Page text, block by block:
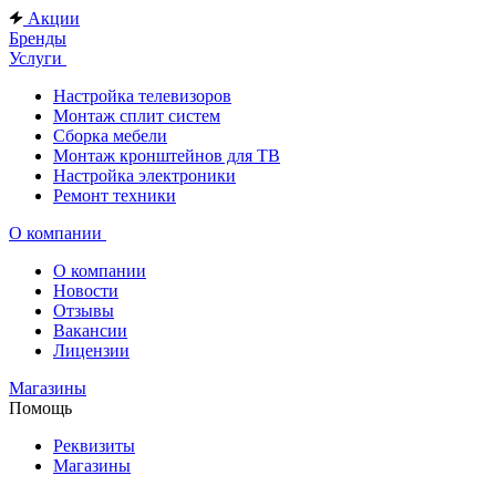
Акции
Бренды
Услуги
Настройка телевизоров
Монтаж сплит систем
Сборка мебели
Монтаж кронштейнов для ТВ
Настройка электроники
Ремонт техники
О компании
О компании
Новости
Отзывы
Вакансии
Лицензии
Магазины
Помощь
Реквизиты
Магазины